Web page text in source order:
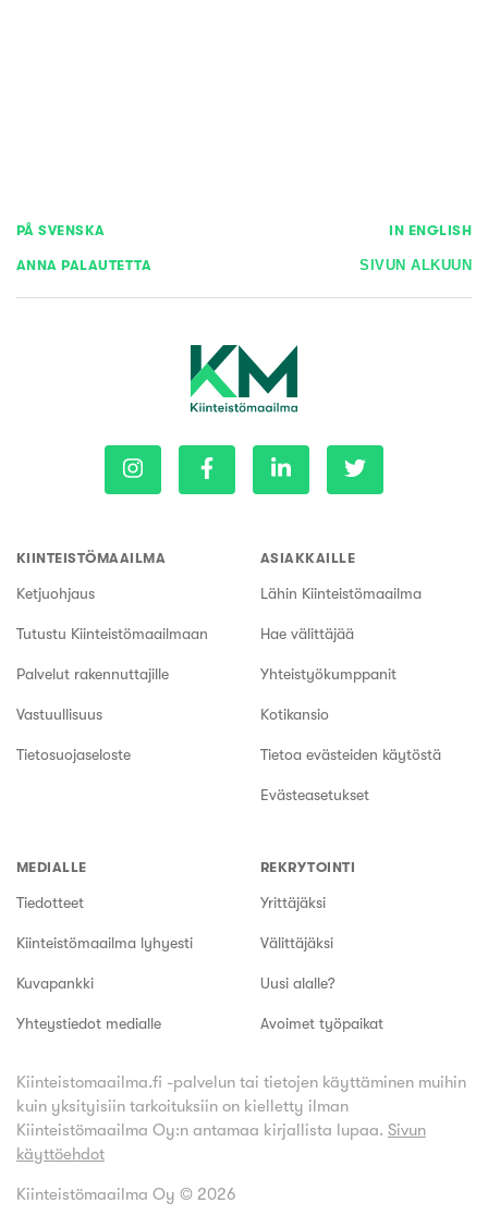
PÅ SVENSKA IN ENGLISH
ANNA PALAUTETTA SIVUN ALKUUN
KIINTEISTÖMAAILMA
Ketjuohjaus
Tutustu Kiinteistömaailmaan
Palvelut rakennuttajille
Vastuullisuus
Tietosuojaseloste
ASIAKKAILLE
Lähin Kiinteistömaailma
Hae välittäjää
Yhteistyökumppanit
Kotikansio
Tietoa evästeiden käytöstä
Evästeasetukset
MEDIALLE
Tiedotteet
Kiinteistömaailma lyhyesti
Kuvapankki
Yhteystiedot medialle
REKRYTOINTI
Yrittäjäksi
Välittäjäksi
Uusi alalle?
Avoimet työpaikat
Kiinteistomaailma.fi -palvelun tai tietojen käyttäminen muihin
kuin yksityisiin tarkoituksiin on kielletty ilman
Kiinteistömaailma Oy:n antamaa kirjallista lupaa. Sivun
käyttöehdot
Kiinteistömaailma Oy © 2026